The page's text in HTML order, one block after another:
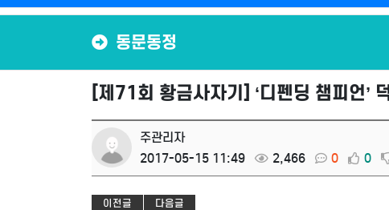
동문동정
[제71회 황금사자기] ‘디펜딩 챔피언’
주관리자
2017-05-15 11:49
2,466 0 0
이전글 다음글